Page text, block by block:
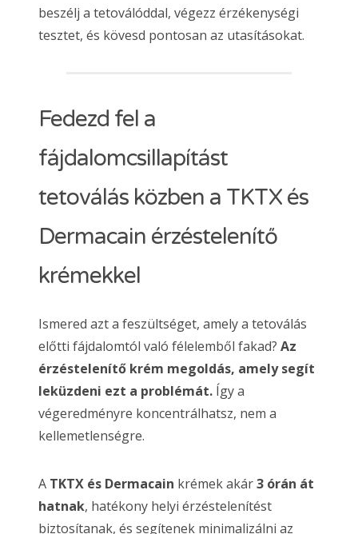
beszélj a tetoválóddal, végezz érzékenységi
tesztet, és kövesd pontosan az utasításokat.
Fedezd fel a
fájdalomcsillapítást
tetoválás közben a TKTX és
Dermacain érzéstelenítő
krémekkel
Ismered azt a feszültséget, amely a tetoválás
előtti fájdalomtól való félelemből fakad? Az
érzéstelenítő krém megoldás, amely segít
leküzdeni ezt a problémát. Így a
végeredményre koncentrálhatsz, nem a
kellemetlenségre.
A TKTX és Dermacain krémek akár3 órán át
hatnak, hatékony helyi érzéstelenítést
biztosítanak, és segítenek minimalizálni az